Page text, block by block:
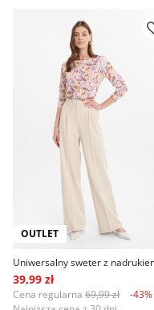
OUTLET
39,99 zł
Cena regularna 69,99 zł
-43%